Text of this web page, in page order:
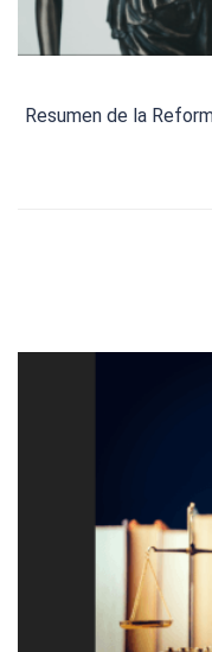
Resumen de la